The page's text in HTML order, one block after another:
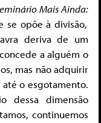
Mais Ainda:
se opõe à divisão,
deriva de um
a alguém o
mas não adquirir
o esgotamento.
dessa dimensão
continuemos